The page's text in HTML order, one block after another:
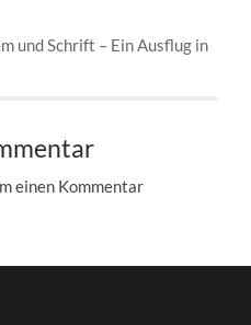
und Schrift – Ein Ausflug in
einen Kommentar